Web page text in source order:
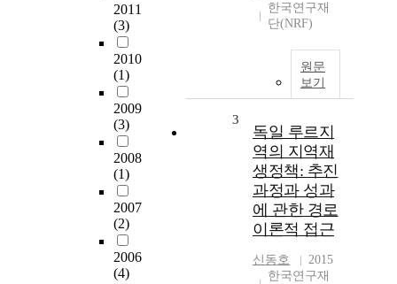
2011
(3)
2010
(1)
2009
(3)
2008
(1)
2007
(2)
2006
(4)
한국연구재
단(NRF)
원문
보기
3
독일 루르지
역의 지역재
생정책: 추진
과정과 성과
에 관한 경로
이론적 접근
신동호
2015
한국연구재